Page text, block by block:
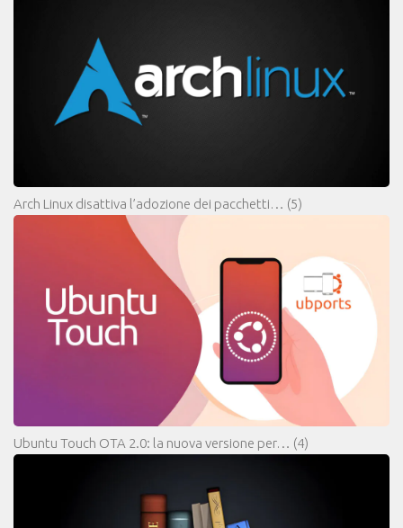
Arch Linux disattiva l’adozione dei pacchetti… (5)
Ubuntu Touch OTA 2.0: la nuova versione per… (4)